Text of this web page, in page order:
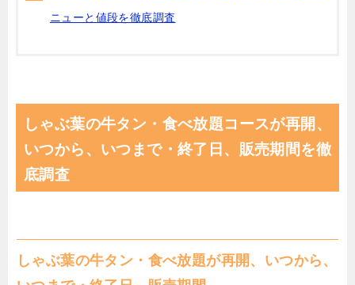
ニューと値段を徹底調査
しゃぶ葉の牛タン・食べ放題コースが再開、
いつから、いつまで・終了日、販売期間を徹
底調査
しゃぶ葉の牛タン・食べ放題が再開、いつから、